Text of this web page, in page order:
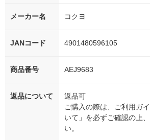
メーカー名 コクヨ
JANコード 4901480596105
商品番号 AEJ9683
返品について
返品可
ご購入の際は、ご利用ガ
いて」を必ずご確認の上
い。